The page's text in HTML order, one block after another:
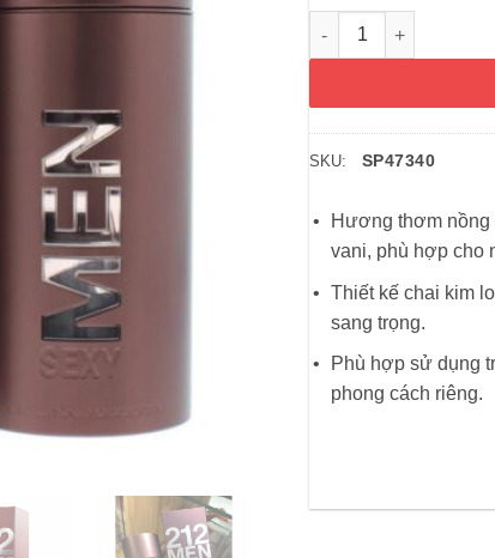
Nước hoa nam 212
SKU: SP47340
Hương thơm nồng
vani, phù hợp cho
Thiết kế chai kim
sang trọng.
Phù hợp sử dụng
phong cách riêng.